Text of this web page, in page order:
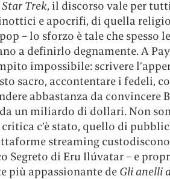
Star Trek, il discorso vale per
e apocrifi, di quella
– lo sforzo è tale che spesso
a definirlo degnamente. A
impossibile: scrivere
sacro, accontentare i fedeli,
abbastanza da convincere
da un miliardo di dollari. Non
c’è stato, quello di
streaming
Segreto di Eru Ilúvatar – e
più appassionante de Gli anelli